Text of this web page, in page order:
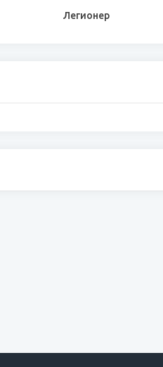
Легионер